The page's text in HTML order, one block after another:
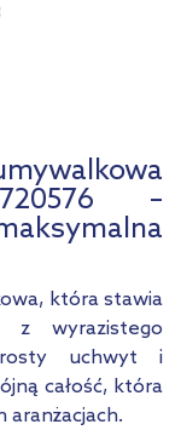
–
która stawia
wyrazistego
uchwyt i
całość, która
aranżacjach.